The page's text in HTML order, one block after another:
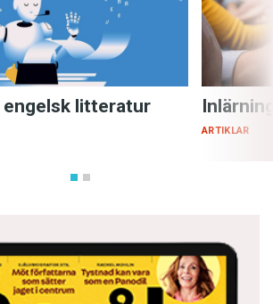
engelsk litteratur
ARTIKLAR